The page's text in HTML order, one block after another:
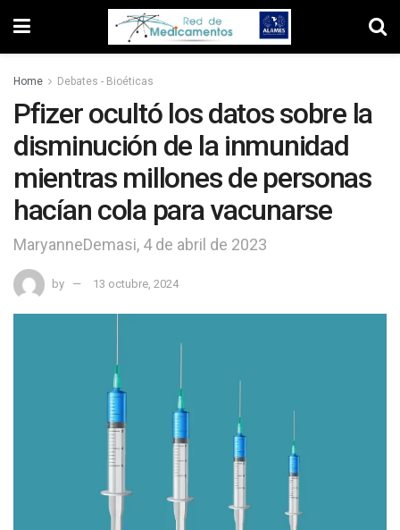
Home Debates - Bioéticas
Pfizer ocultó los datos sobre la
disminución de la inmunidad
mientras millones de personas
hacían cola para vacunarse
MaryanneDemasi, 4 de abril de 2023
by 13 octubre, 2024